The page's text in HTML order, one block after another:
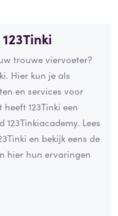
trouwe viervoeter?
Hier kun je als
en services voor
123Tinki een
Lees
en bekijk eens de
hier hun ervaringen